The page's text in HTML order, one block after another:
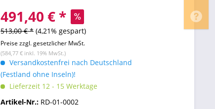
491,40 € *
513,00 € * (4,21% gespart)
Preise zzgl. gesetzlicher MwSt.
(584,77 € inkl. 19% MwSt.)
Versandkostenfrei nach Deutschland
(Festland ohne Inseln)!
Lieferzeit 12 - 15 Werktage
Artikel-Nr.: RD-01-0002